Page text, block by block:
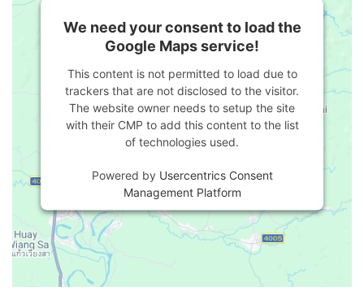
We need your consent to load the
Google Maps service!
This content is not permitted to load due to
trackers that are not disclosed to the visitor.
The website owner needs to setup the site
with their CMP to add this content to the list
of technologies used.
Powered by Usercentrics Consent
Management Platform